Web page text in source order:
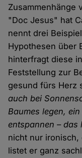
Zusammenhänge
"Doc Jesus" hat
nennt drei
Hypothesen über
hinterfragt diese
Feststellung zur
gesund fürs Herz
auch bei
Baumes legen,
entspannen – das
nicht nur ironisch,
listet er ganz